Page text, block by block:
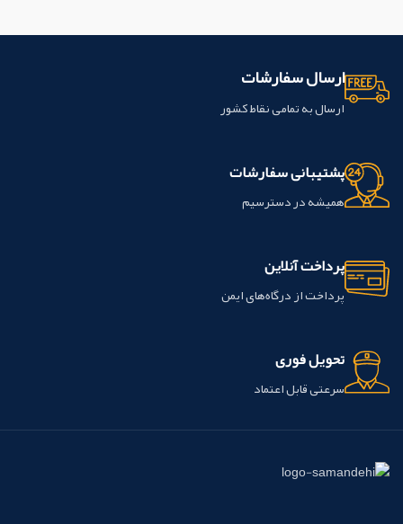
ارسال سفارشات
ارسال به تمامی نقاط کشور
پشتیبانی سفارشات
همیشه در دسترسیم
پرداخت آنلاین
پرداخت از درگاه‌های ایمن
تحویل فوری
سرعتی قابل اعتماد